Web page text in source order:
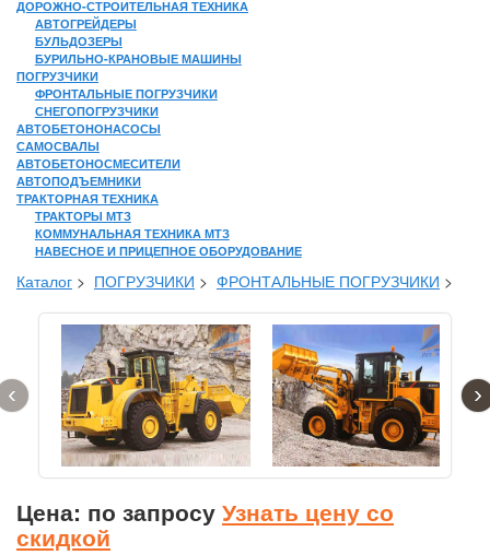
ДОРОЖНО-СТРОИТЕЛЬНАЯ ТЕХНИКА
АВТОГРЕЙДЕРЫ
БУЛЬДОЗЕРЫ
БУРИЛЬНО-КРАНОВЫЕ МАШИНЫ
ПОГРУЗЧИКИ
ФРОНТАЛЬНЫЕ ПОГРУЗЧИКИ
СНЕГОПОГРУЗЧИКИ
АВТОБЕТОНОНАСОСЫ
САМОСВАЛЫ
АВТОБЕТОНОСМЕСИТЕЛИ
АВТОПОДЪЕМНИКИ
ТРАКТОРНАЯ ТЕХНИКА
ТРАКТОРЫ МТЗ
КОММУНАЛЬНАЯ ТЕХНИКА МТЗ
НАВЕСНОЕ И ПРИЦЕПНОЕ ОБОРУДОВАНИЕ
Каталог > ПОГРУЗЧИКИ > ФРОНТАЛЬНЫЕ ПОГРУЗЧИКИ >
‹ ›
Цена: по запросу Узнать цену со
скидкой